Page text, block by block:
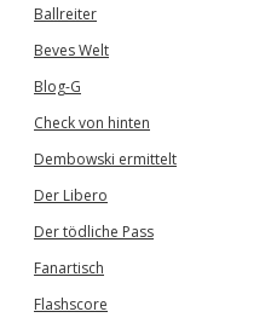
Ballreiter
Beves Welt
Blog-G
Check von hinten
Dembowski ermittelt
Der Libero
Der tödliche Pass
Fanartisch
Flashscore